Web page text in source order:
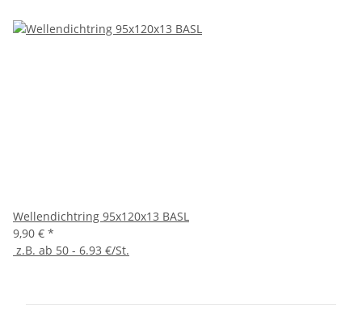
Wellendichtring 95x120x13 BASL
9,90 € *
z.B. ab 50 - 6.93 €/St.